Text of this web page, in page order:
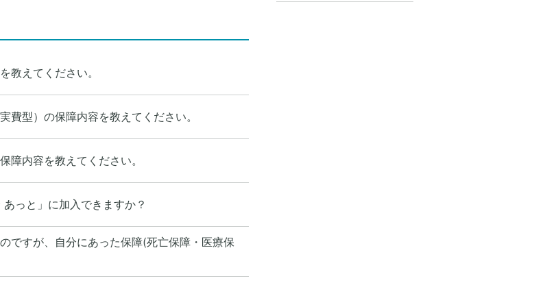
教えてください。
費型）の保障内容を教えてください。
障内容を教えてください。
っと」に加入できますか？
ですが、自分にあった保障(死亡保障・医療保